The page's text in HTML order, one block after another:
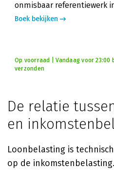
onmisbaar referentiewerk
Boek bekijken
Op voorraad | Vandaag voor
verzonden
De relatie
en
Loonbelasting is
op de